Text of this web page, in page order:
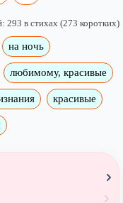
293 в стихах (273 коротких)
на ночь
любимому, красивые
красивые